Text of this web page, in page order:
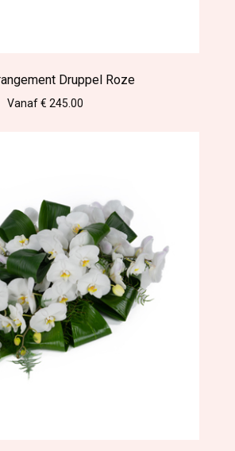
Druppel Roze
Vanaf € 245.00